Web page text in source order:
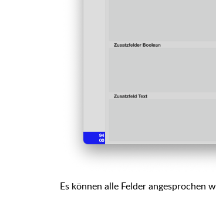
Es können alle Felder angesprochen